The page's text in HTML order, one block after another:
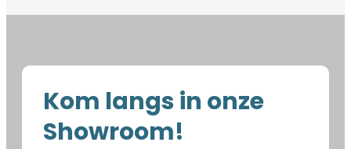
Kom langs in onze
Showroom!